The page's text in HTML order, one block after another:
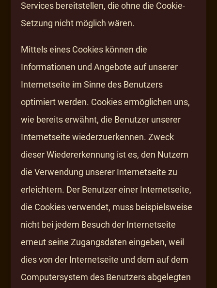
Services bereitstellen, die ohne die Cookie-
Setzung nicht möglich wären.
Mittels eines Cookies können die
Informationen und Angebote auf unserer
Internetseite im Sinne des Benutzers
optimiert werden. Cookies ermöglichen uns,
wie bereits erwähnt, die Benutzer unserer
Internetseite wiederzuerkennen. Zweck
dieser Wiedererkennung ist es, den Nutzern
die Verwendung unserer Internetseite zu
erleichtern. Der Benutzer einer Internetseite,
die Cookies verwendet, muss beispielsweise
nicht bei jedem Besuch der Internetseite
erneut seine Zugangsdaten eingeben, weil
dies von der Internetseite und dem auf dem
Computersystem des Benutzers abgelegten